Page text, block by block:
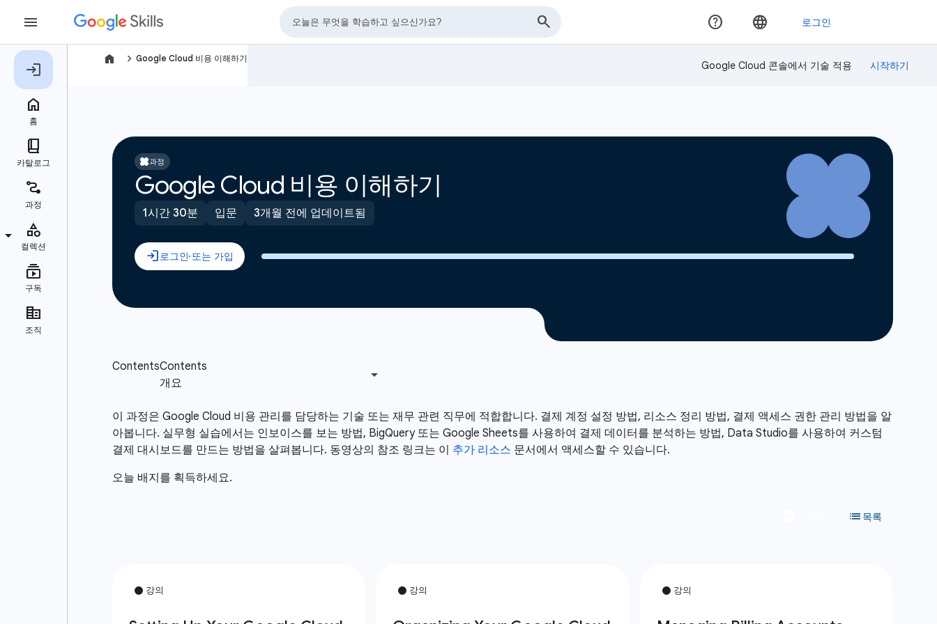
navigate_next Google Cloud 비용 이해하기
Google Cloud 콘솔에서 기술 적용
과정
Google Cloud 비용 이해하기
1시간 30분 입문 3개월 전에 업데이트됨
이 과정은 Google Cloud 비용 관리를 담당하는 기술 또는 재무 관련 직무에 적합합니다. 결제 계정 설정 방법, 리소스 정리 방법, 결제 액세스 권한 관리 방법을 알
아봅니다. 실무형 실습에서는 인보이스를 보는 방법, BigQuery 또는 Google Sheets를 사용하여 결제 데이터를 분석하는 방법, Data Studio를 사용하여 커스텀
결제 대시보드를 만드는 방법을 살펴봅니다. 동영상의 참조 링크는 이 추가 리소스 문서에서 액세스할 수 있습니다.
오늘 배지를 획득하세요.